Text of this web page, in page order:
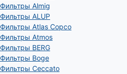
Фильтры Almig
Фильтры ALUP
Фильтры Atlas Copco
Фильтры Atmos
Фильтры BERG
Фильтры Boge
Фильтры Ceccato